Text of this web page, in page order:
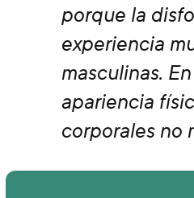
porque la
experiencia
masculinas.
apariencia
corporales no